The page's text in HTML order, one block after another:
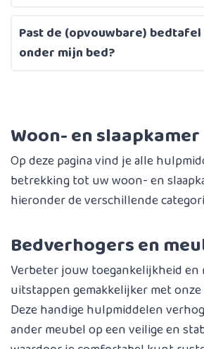
Past de (opvouwbare)
onder mijn bed?
Woon- en slaapkamer
Op deze pagina vind je alle
betrekking tot uw woon- en
hieronder de verschillende
Bedverhogers en
Verbeter jouw toegankelijkheid en
uitstappen gemakkelijker met
Deze handige hulpmiddelen
ander meubel op een veilige en